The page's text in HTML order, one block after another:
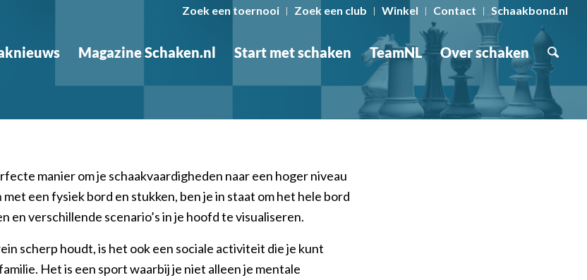
Zoek een toernooi Zoek een club Winkel Contact Schaakbond.nl
Magazine Schaken.nl Start met schaken TeamNL Over schaken
manier om je schaakvaardigheden naar een hoger niveau
een fysiek bord en stukken, ben je in staat om het hele bord
en verschillende scenario’s in je hoofd te visualiseren.
scherp houdt, is het ook een sociale activiteit die je kunt
Het is een sport waarbij je niet alleen je mentale